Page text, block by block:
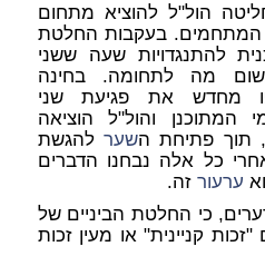
הול"ל להוציא מתחום
המתחמים. בעקבות החלטת
להתנגדויות שעה ששני
מה לתחומה. בחינה
מחדש את פגיעת שני
המתוכנן והול"ל הוציאה
תוך פתיחת השער להגשת
כל אלה נבחנו הדברים
ערעורזה.
כי החלטת הביניים של
קניינית" או מעין זכות